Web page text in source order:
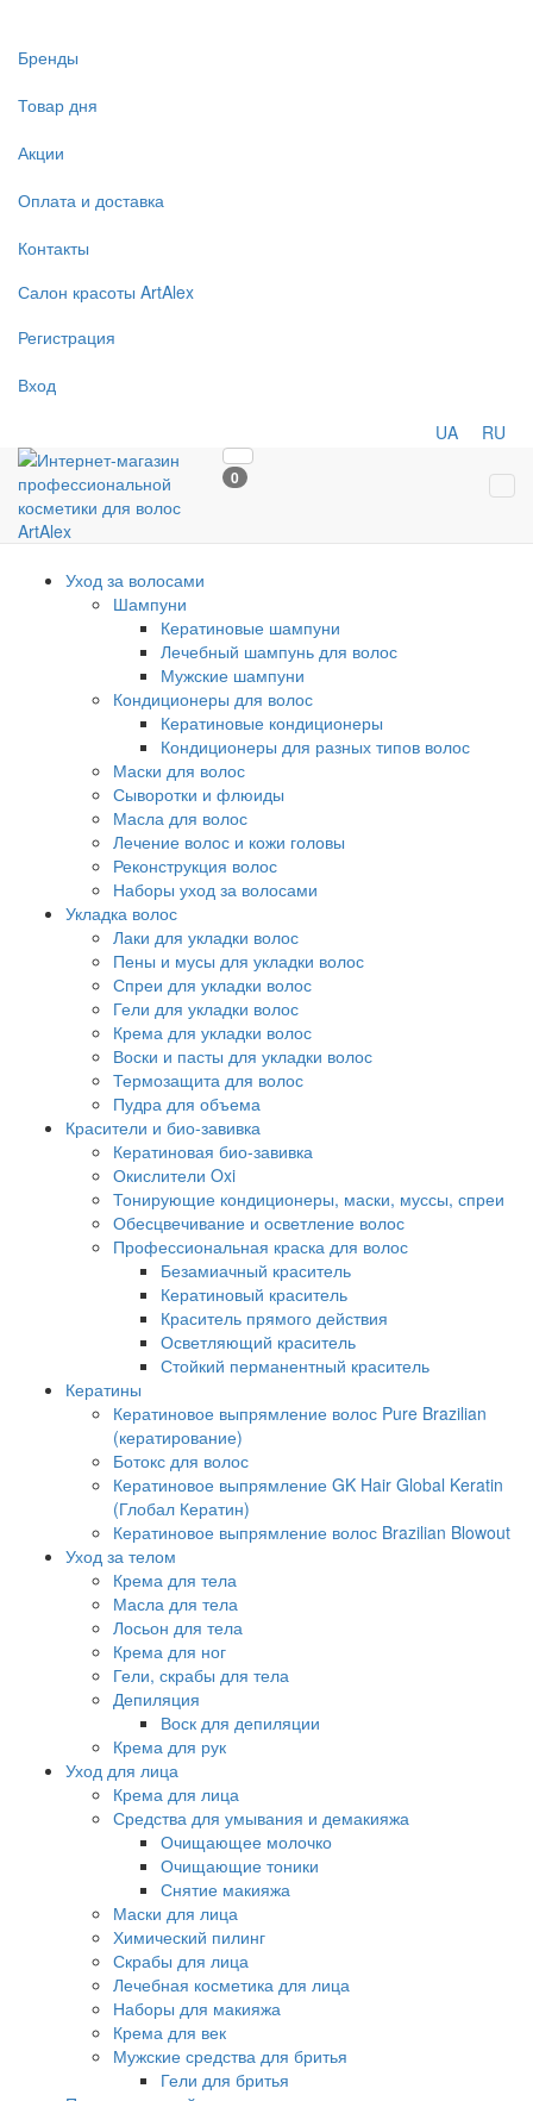
Бренды
Товар дня
Акции
Оплата и доставка
Контакты
Салон красоты ArtAlex
Регистрация
Вход
UA RU
0
Уход за волосами
Шампуни
Кератиновые шампуни
Лечебный шампунь для волос
Мужские шампуни
Кондиционеры для волос
Кератиновые кондиционеры
Кондиционеры для разных типов волос
Маски для волос
Сыворотки и флюиды
Масла для волос
Лечение волос и кожи головы
Реконструкция волос
Наборы уход за волосами
Укладка волос
Лаки для укладки волос
Пены и мусы для укладки волос
Спреи для укладки волос
Гели для укладки волос
Крема для укладки волос
Воски и пасты для укладки волос
Термозащита для волос
Пудра для объема
Красители и био-завивка
Кератиновая био-завивка
Окислители Oxi
Тонирующие кондиционеры, маски, муссы, спреи
Обесцвечивание и осветление волос
Профессиональная краска для волос
Безамиачный краситель
Кератиновый краситель
Краситель прямого действия
Осветляющий краситель
Стойкий перманентный краситель
Кератины
Кератиновое выпрямление волос Pure Brazilian
(кератирование)
Ботокс для волос
Кератиновое выпрямление GK Hair Global Keratin
(Глобал Кератин)
Кератиновое выпрямление волос Brazilian Blowout
Уход за телом
Крема для тела
Масла для тела
Лосьон для тела
Крема для ног
Гели, скрабы для тела
Депиляция
Воск для депиляции
Крема для рук
Уход для лица
Крема для лица
Средства для умывания и демакияжа
Очищающее молочко
Очищающие тоники
Снятие макияжа
Маски для лица
Химический пилинг
Скрабы для лица
Лечебная косметика для лица
Наборы для макияжа
Крема для век
Мужские средства для бритья
Гели для бритья